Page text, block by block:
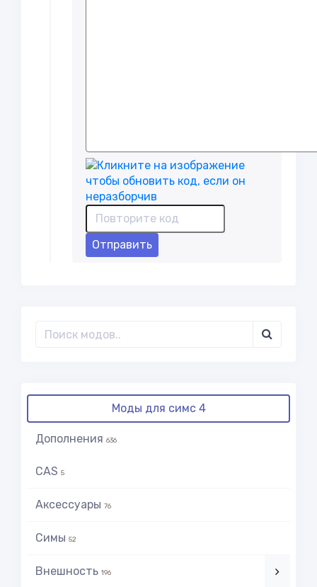
Отправить
Моды для симс 4
Дополнения 636
CAS 5
Аксессуары 76
Симы 52
Внешность 196